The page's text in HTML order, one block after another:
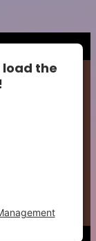
load the